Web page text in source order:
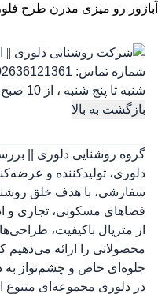
آباژور رو میزی مدرن طرح فلوری
شماره تماس:
شنبه تا پنج شنبه ، از 10 صبح تا 8 شب پاسخگوی شما هستیم.
بازگشت به بالا
گروه روشنایی دلوری ||
دلوری، تولیدکننده و
سفارشی، با هدف خلق
فضاهای مسکونی، تجاری و
از متریال باکیفیت،
محصولاتی را ارائه می‌دهیم
جلوه‌ای خاص و چشم‌نواز به
در دلوری مجموعه‌ای متنوع